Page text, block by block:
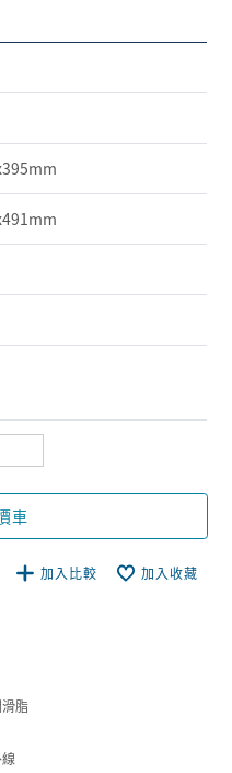
車
加入比較 加入收藏
脂